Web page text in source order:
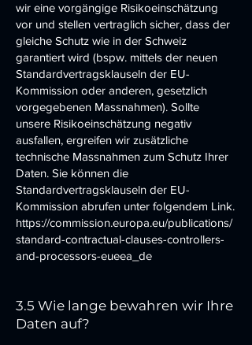
wir eine vorgängige Risikoeinschätzung
vor und stellen vertraglich sicher, dass der
gleiche Schutz wie in der Schweiz
garantiert wird (bspw. mittels der neuen
Standardvertragsklauseln der EU-
Kommission oder anderen, gesetzlich
vorgegebenen Massnahmen). Sollte
unsere Risikoeinschätzung negativ
ausfallen, ergreifen wir zusätzliche
technische Massnahmen zum Schutz Ihrer
Daten. Sie können die
Standardvertragsklauseln der EU-
Kommission abrufen unter folgendem Link.
https://commission.europa.eu/publications/
standard-contractual-clauses-controllers-
and-processors-eueea_de
3.5 Wie lange bewahren wir Ihre
Daten auf?